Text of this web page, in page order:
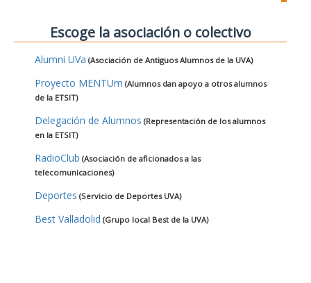
Escoge la asociación o colectivo
Alumni UVa (Asociación de Antiguos Alumnos de la UVA)
Proyecto MENTUm (Alumnos dan apoyo a otros alumnos
de la ETSIT)
Delegación de Alumnos (Representación de los alumnos
en la ETSIT)
RadioClub (Asociación de aficionados a las
telecomunicaciones)
Deportes (Servicio de Deportes UVA)
Best Valladolid (Grupo local Best de la UVA)